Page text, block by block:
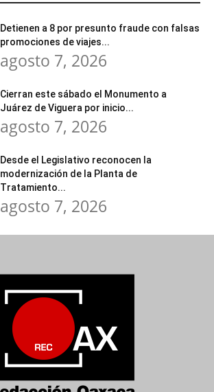
Detienen a 8 por presunto fraude con falsas
promociones de viajes...
agosto 7, 2026
Cierran este sábado el Monumento a
Juárez de Viguera por inicio...
agosto 7, 2026
Desde el Legislativo reconocen la
modernización de la Planta de
Tratamiento...
agosto 7, 2026